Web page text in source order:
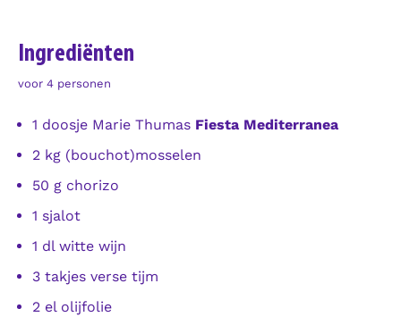
Ingrediënten
voor 4 personen
1 doosje Marie Thumas Fiesta Mediterranea
2 kg (bouchot)mosselen
50 g chorizo
1 sjalot
1 dl witte wijn
3 takjes verse tijm
2 el olijfolie